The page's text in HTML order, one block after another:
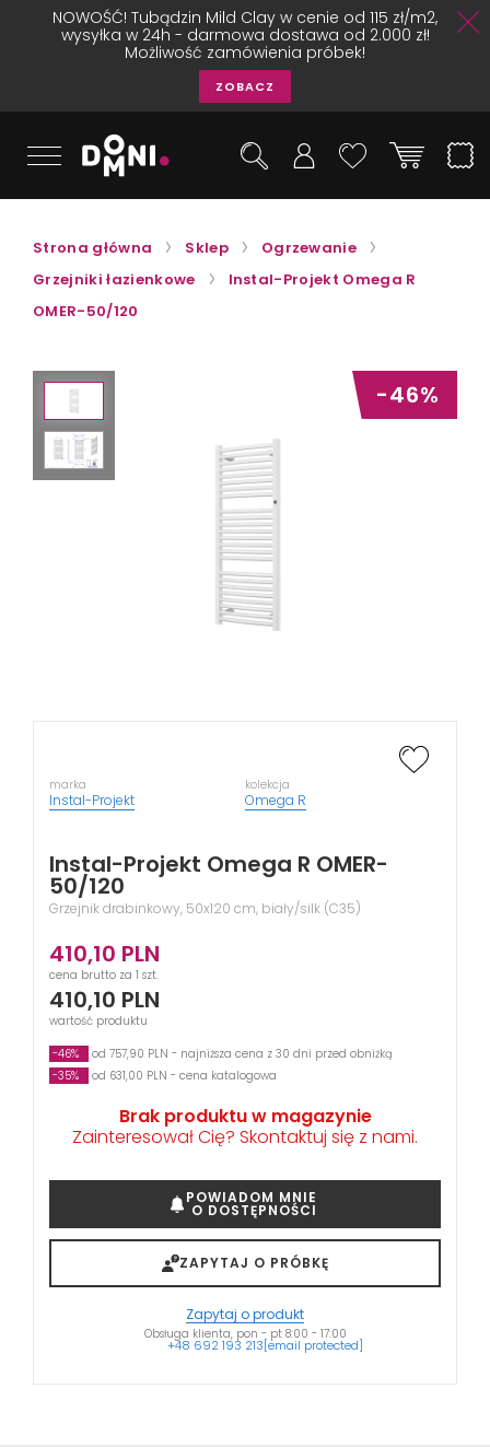
NOWOŚĆ! Tubądzin Mild Clay w cenie od 115 zł/m2,
wysyłka w 24h - darmowa dostawa od 2.000 zł!
Możliwość zamówienia próbek!
ZOBACZ
Strona główna Sklep
Ogrzewanie
Grzejniki łazienkowe
Instal-Projekt Omega R
OMER-50/120
-46%
marka
Instal-Projekt
kolekcja
Omega R
Instal-Projekt Omega R OMER-
50/120
Grzejnik drabinkowy, 50x120 cm, biały/silk (C35)
410,10 PLN
cena brutto za 1 szt.
410,10 PLN
wartość produktu
-46%
od 757,90 PLN - najniższa cena z 30 dni przed obniżką
-35%
od 631,00 PLN - cena katalogowa
Brak produktu w magazynie
Zainteresował Cię? Skontaktuj się z nami.
POWIADOM MNIE
O DOSTĘPNOŚCI
ZAPYTAJ O PRÓBKĘ
Zapytaj o produkt
Obsługa klienta, pon - pt 8:00 - 17:00
+48 692 193 213[email protected]